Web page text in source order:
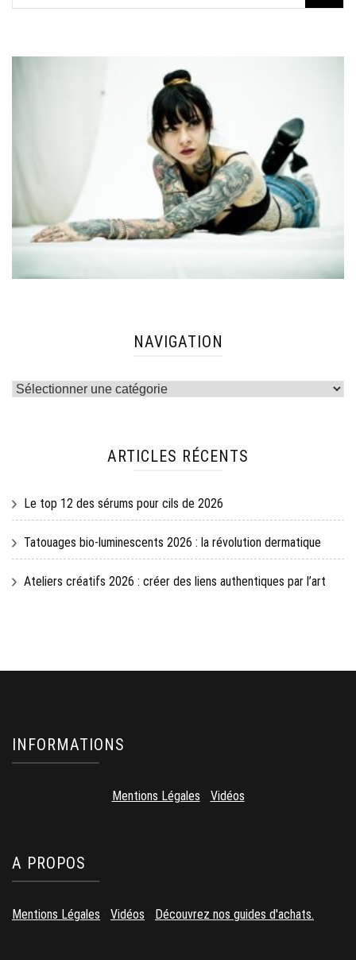
NAVIGATION
Navigation
ARTICLES RÉCENTS
Le top 12 des sérums pour cils de 2026
Tatouages bio-luminescents 2026 : la révolution dermatique
Ateliers créatifs 2026 : créer des liens authentiques par l’art
INFORMATIONS
Mentions Légales Vidéos
A PROPOS
Mentions Légales Vidéos Découvrez nos guides d'achats.